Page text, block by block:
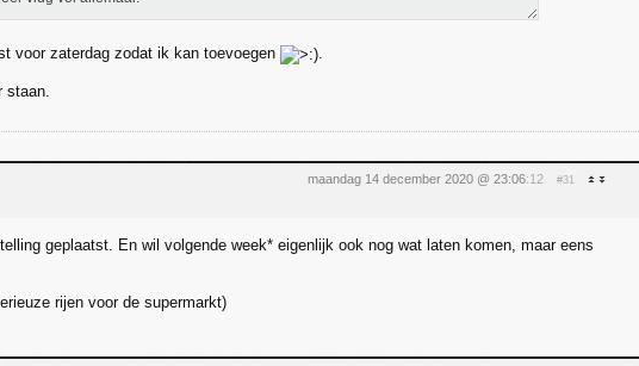
voor zaterdag zodat ik kan toevoegen .
staan.
maandag 14 december 2020 @ 23:06:12 #31
geplaatst. En wil volgende week* eigenlijk ook nog wat laten komen, maar eens
rijen voor de supermarkt)